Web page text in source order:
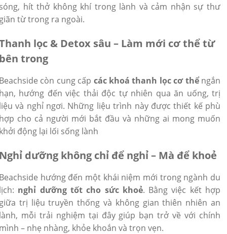
hít thở không khí trong lành và cảm nhận sự thư
từ trong ra ngoài.
lọc & Detox sâu – Làm mới cơ thể từ
trong
còn cung cấp các khoá thanh lọc cơ thể ngắn
hướng đến việc thải độc tự nhiên qua ăn uống, trị
và nghỉ ngơi. Những liệu trình này được thiết kế phù
cho cả người mới bắt đầu và những ai mong muốn
động lại lối sống lành
dưỡng không chỉ để nghỉ – Mà để khoẻ
hướng đến một khái niệm mới trong ngành du
nghỉ dưỡng tốt cho sức khoẻ. Bằng việc kết hợp
trị liệu truyền thống và không gian thiên nhiên an
mỗi trải nghiệm tại đây giúp bạn trở về với chính
– nhẹ nhàng, khỏe khoắn và trọn vẹn.